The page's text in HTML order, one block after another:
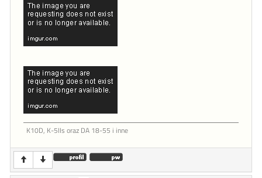
K10D, K-5IIs oraz DA 18-55 i inne